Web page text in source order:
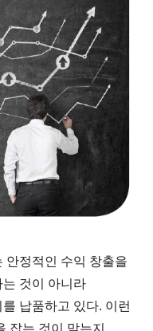
안정적인 수익 창출을
것이 아니라
납품하고 있다. 이런
잡는 것이 맞는지